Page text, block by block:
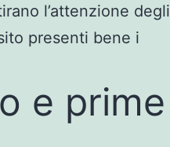
l’attenzione degli
presenti bene i
e prime